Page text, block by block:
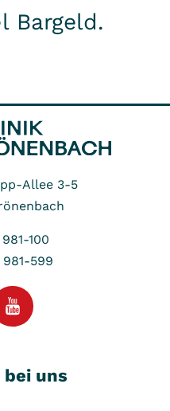
Bargeld.
Allee 3-5
100
599
bei uns